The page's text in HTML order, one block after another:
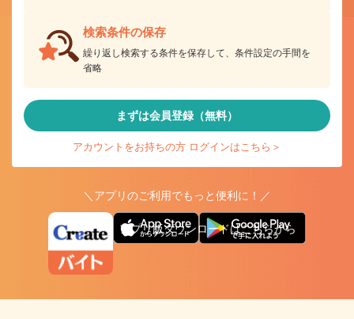
検索条件の保存
繰り返し検索する条件を保存して、条件設定の手間を
省略
まずは会員登録（無料）
アカウントをお持ちの方 ログインはこちら＞
＼アプリのご利用でもっと便利に！／
アプリ版ダウンロードはこちらから